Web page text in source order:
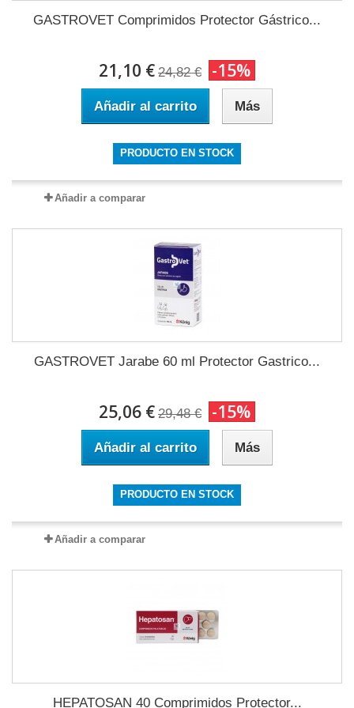
GASTROVET Comprimidos Protector Gástrico...
21,10 € 24,82 € -15%
Añadir al carrito Más
PRODUCTO EN STOCK
Añadir a comparar
GASTROVET Jarabe 60 ml Protector Gastrico...
25,06 € 29,48 € -15%
Añadir al carrito Más
PRODUCTO EN STOCK
Añadir a comparar
HEPATOSAN 40 Comprimidos Protector...